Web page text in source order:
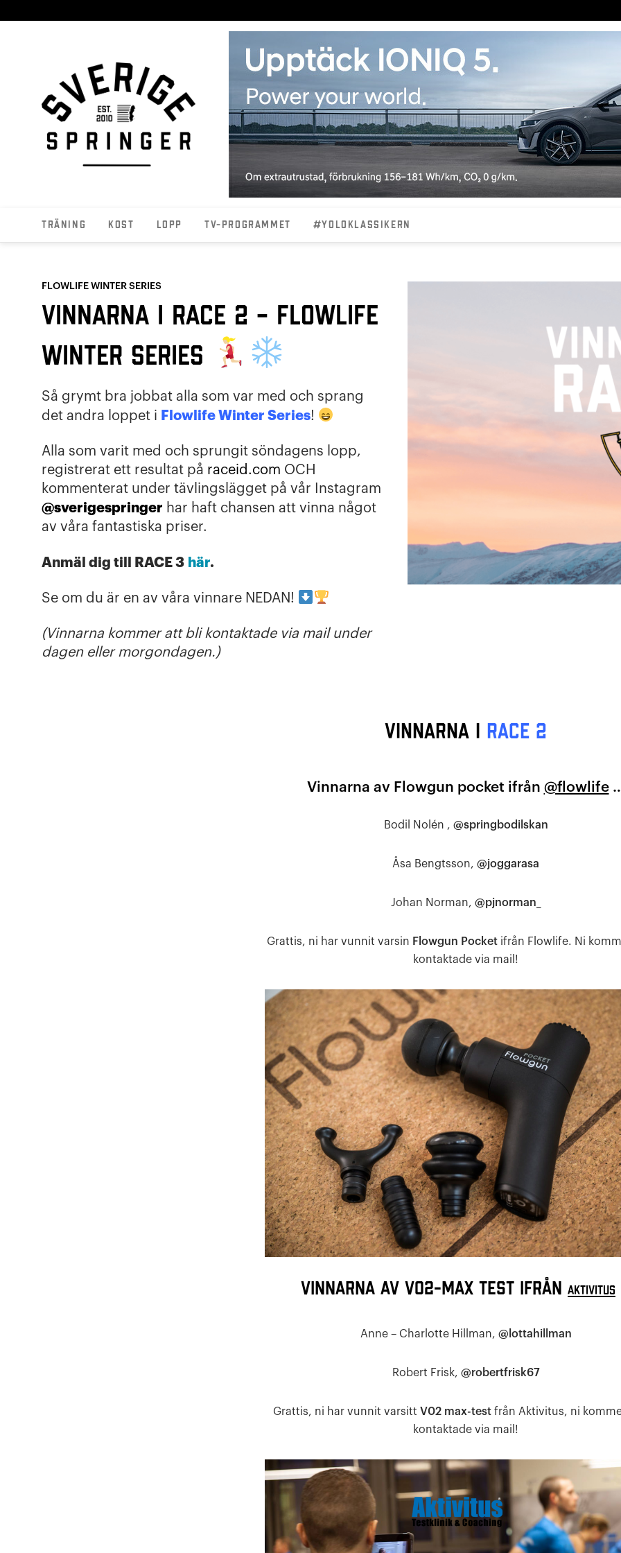
Träning Kost Lopp TV-programmet #YOLOKLASSIKERN
FLOWLIFE WINTER SERIES
Vinnarna i RACE 2 – Flowlife
Winter Series
Så grymt bra jobbat alla som var med och sprang
det andra loppet i Flowlife Winter Series!
Alla som varit med och sprungit söndagens lopp,
registrerat ett resultat på raceid.com OCH
kommenterat under tävlingslägget på vår Instagram
@sverigespringer har haft chansen att vinna något
av våra fantastiska priser.
Anmäl dig till RACE 3 här.
Se om du är en av våra vinnare NEDAN!
(Vinnarna kommer att bli kontaktade via mail under
dagen eller morgondagen.)
VINNARNA I RACE 2
Vinnarna av Flowgun pocket ifrån @flowlife
Bodil Nolén , @springbodilskan
Åsa Bengtsson, @joggarasa
Johan Norman, @pjnorman_
Grattis, ni har vunnit varsin Flowgun Pocket ifrån Flowlife. Ni
kontaktade via mail!
Vinnarna av VO2-MAX test ifrån Aktivitus
Anne – Charlotte Hillman, @lottahillman
Robert Frisk, @robertfrisk67
Grattis, ni har vunnit varsitt V02 max-testfrån Aktivitus, ni
kontaktade via mail!